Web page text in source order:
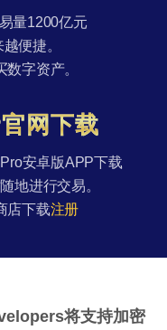
量1200亿元
便捷。
字资产。
网下载
安卓版APP下载
地进行交易。
店下载注册
将支持加密